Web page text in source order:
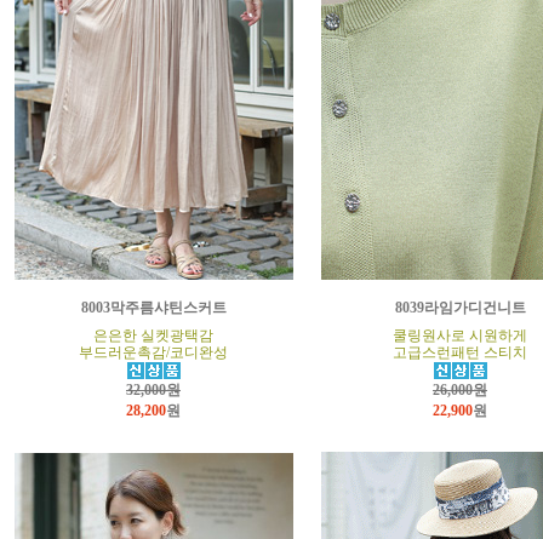
8003막주름샤틴스커트
은은한 실켓광택감
부드러운촉감/코디완성
32,000원
28,200원
8039라임가디건니트
쿨링원사로 시원하게
고급스런패턴 스티치
26,000원
22,900원